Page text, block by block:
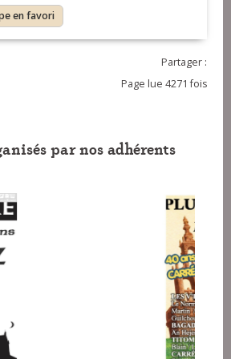
en favori
Partager :
Page lue 4271 fois
par nos adhérents